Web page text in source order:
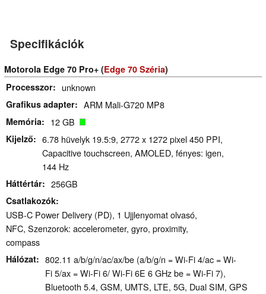
Specifikációk
Motorola Edge 70 Pro+ (Edge 70 Széria)
Processzor
unknown
Grafikus adapter ARM Mali-G720 MP8
Memória 12 GB
Kijelző
6.78 hüvelyk 19.5:9, 2772 x 1272 pixel 450 PPI,
Capacitive touchscreen, AMOLED, fényes: igen,
144 Hz
Háttértár 256GB
Csatlakozók
USB-C Power Delivery (PD), 1 Ujjlenyomat olvasó,
NFC, Szenzorok: accelerometer, gyro, proximity,
compass
Hálózat
802.11 a/​b/​g/​n/​ac/​ax/​be (a/b/g/n = Wi-Fi 4/ac = Wi-
Fi 5/ax = Wi-Fi 6/ Wi-Fi 6E 6 GHz be = Wi-Fi 7),
Bluetooth 5.4, GSM, UMTS, LTE, 5G, Dual SIM, GPS